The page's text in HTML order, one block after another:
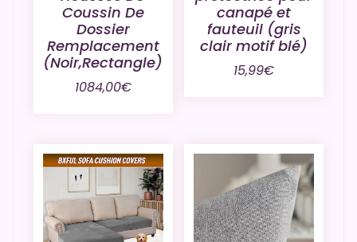
Coussin De
Dossier
Remplacement
(Noir,Rectangle)
1084,00€
canapé et
fauteuil (gris
clair motif blé)
15,99€